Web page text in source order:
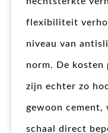
flexibiliteit
niveau van
norm. De kosten
zijn echter zo
gewoon cement,
schaal direct